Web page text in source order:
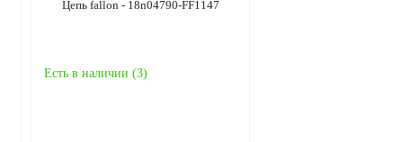
Цепь fallon - 18n04790-FF1147
Есть в наличии (3)